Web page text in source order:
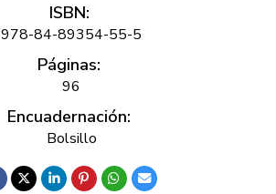
ISBN:
978-84-89354-55-5
Páginas:
96
Encuadernación:
Bolsillo